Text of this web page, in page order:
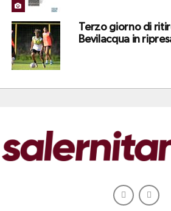
Terzo giorno di
Bevilacqua in